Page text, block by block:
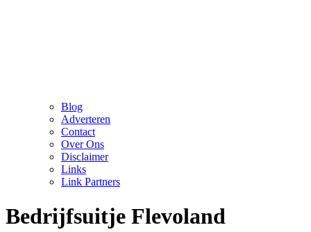
Blog
Adverteren
Contact
Over Ons
Disclaimer
Links
Link Partners
Bedrijfsuitje Flevoland